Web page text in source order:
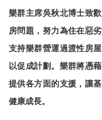
樂群主席吳秋北博士致
房問題，努力為住在惡
支持樂群營運過渡性房
以促成計劃。樂群將憑
提供各方面的支援，讓
健康成長。